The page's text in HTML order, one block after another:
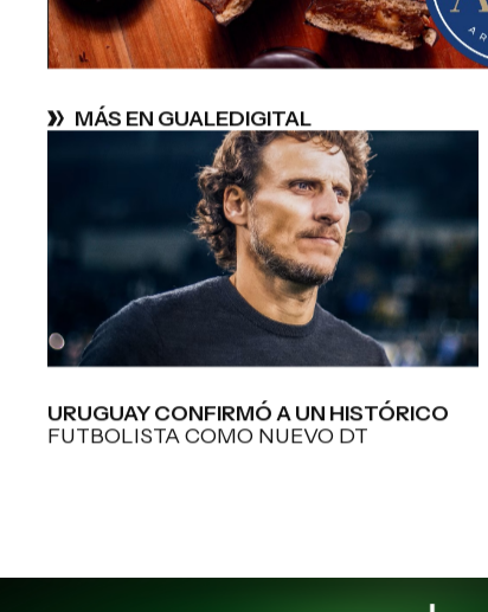
MÁS EN GUALEDIGITAL
URUGUAY CONFIRMÓ A UN HISTÓRICO
FUTBOLISTA COMO NUEVO DT